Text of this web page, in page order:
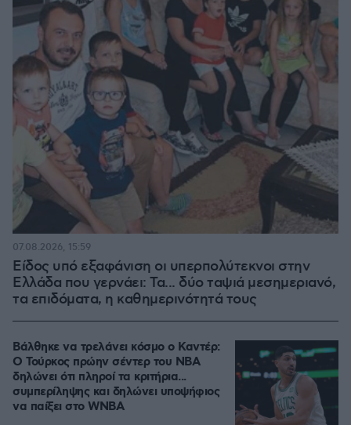
Είδος υπό εξαφάνιση οι υπερπολύτεκνοι στην
Ελλάδα που γερνάει: Τα... δύο ταψιά μεσημεριανό,
τα επιδόματα, η καθημερινότητά τους
07.08.2026, 15:59
Βάλθηκε να τρελάνει κόσμο ο Καντέρ:
Ο Τούρκος πρώην σέντερ του NBA
δηλώνει ότι πληροί τα κριτήρια...
συμπερίληψης και δηλώνει υποψήφιος
να παίξει στο WNBA